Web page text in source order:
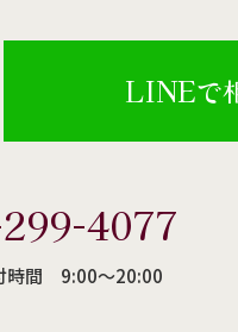
LINEで
4077
時間 9:00〜20:00